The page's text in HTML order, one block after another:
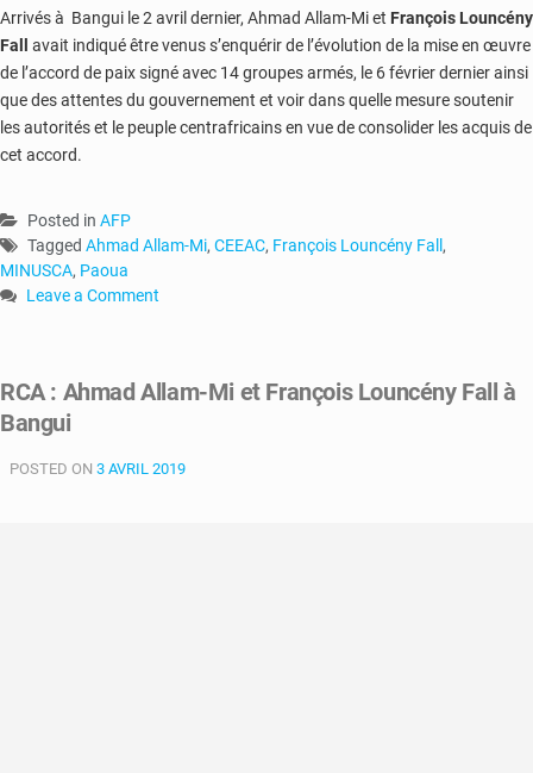
Arrivés à Bangui le 2 avril dernier, Ahmad Allam-Mi et François Louncény
Fall
avait indiqué être venus s’enquérir de l’évolution de la mise en œuvre
de l’accord de paix signé avec 14 groupes armés, le 6 février dernier ainsi
que des attentes du gouvernement et voir dans quelle mesure soutenir
les autorités et le peuple centrafricains en vue de consolider les acquis de
cet accord.
Posted in AFP
Tagged Ahmad Allam-Mi, CEEAC, François Louncény Fall ,
MINUSCA, Paoua
Leave a Comment
visite
à
émissaires
RCA : Ahmad Allam-Mi et François Louncény Fall à
Bangui
POSTED ON 3 AVRIL 2019